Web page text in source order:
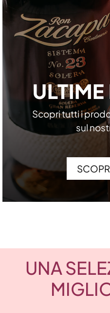
Scopri tutti i
sul
UNA